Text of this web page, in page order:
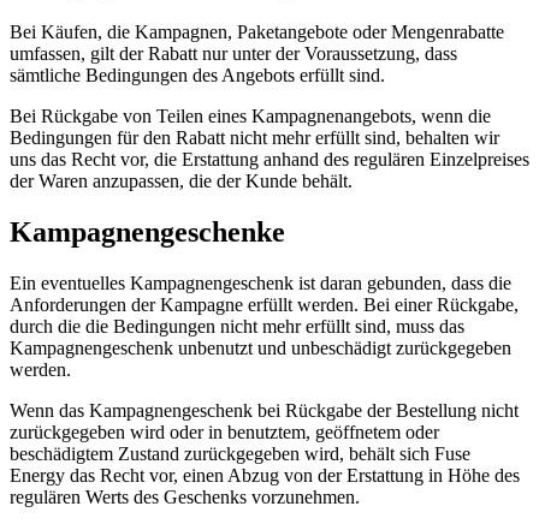
Bei Käufen, die Kampagnen, Paketangebote oder Mengenrabatte
umfassen, gilt der Rabatt nur unter der Voraussetzung, dass
sämtliche Bedingungen des Angebots erfüllt sind.
Bei Rückgabe von Teilen eines Kampagnenangebots, wenn die
Bedingungen für den Rabatt nicht mehr erfüllt sind, behalten wir
uns das Recht vor, die Erstattung anhand des regulären Einzelpreises
der Waren anzupassen, die der Kunde behält.
Kampagnengeschenke
Ein eventuelles Kampagnengeschenk ist daran gebunden, dass die
Anforderungen der Kampagne erfüllt werden. Bei einer Rückgabe,
durch die die Bedingungen nicht mehr erfüllt sind, muss das
Kampagnengeschenk unbenutzt und unbeschädigt zurückgegeben
werden.
Wenn das Kampagnengeschenk bei Rückgabe der Bestellung nicht
zurückgegeben wird oder in benutztem, geöffnetem oder
beschädigtem Zustand zurückgegeben wird, behält sich Fuse
Energy das Recht vor, einen Abzug von der Erstattung in Höhe des
regulären Werts des Geschenks vorzunehmen.